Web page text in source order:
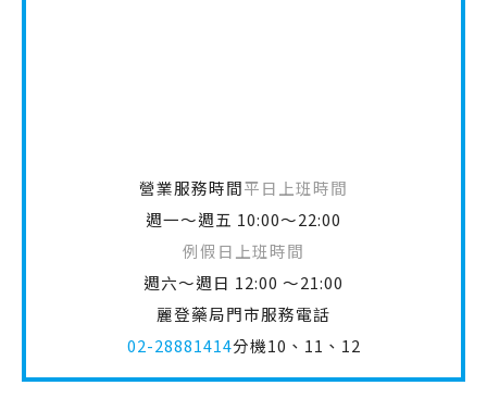
營業服務時間平日上班時間
週一～週五 10:00～22:00
例假日上班時間
週六～週日 12:00 ～21:00
麗登藥局門市服務電話
02-28881414分機10、11、12